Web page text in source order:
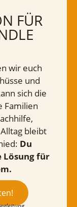
FÜR
wir euch
und
sich die
Familien
bleibt
Du
Lösung für